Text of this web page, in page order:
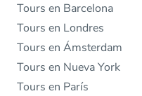
Tours en Barcelona
Tours en Londres
Tours en Ámsterdam
Tours en Nueva York
Tours en París